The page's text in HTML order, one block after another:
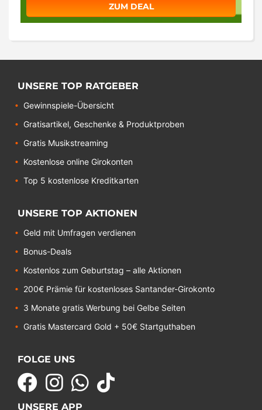
ZUM DEAL
UNSERE TOP RATGEBER
Gewinnspiele-Übersicht
Gratisartikel, Geschenke & Produktproben
Gratis Musikstreaming
Kostenlose online Girokonten
Top 5 kostenlose Kreditkarten
UNSERE TOP AKTIONEN
Geld mit Umfragen verdienen
Bonus-Deals
Kostenlos zum Geburtstag – alle Aktionen
200€ Prämie für kostenloses Santander-Girokonto
3 Monate gratis Werbung bei Gelbe Seiten
Gratis Mastercard Gold + 50€ Startguthaben
FOLGE UNS
UNSERE APP